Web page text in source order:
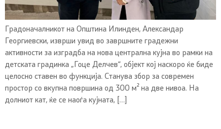
Градоначалникот на Општина Илинден, Александар
Георгиевски, изврши увид во завршните градежни
активности за изградба на нова централна кујна во рамки на
детската градинка „Гоце Делчев“, објект кој наскоро ќе биде
целосно ставен во функција. Станува збор за современ
простор со вкупна површина од 300 м² на две нивоа. На
долниот кат, ќе се наоѓа кујната, […]